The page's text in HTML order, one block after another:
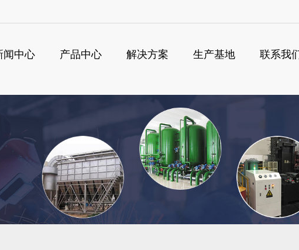
闻中心 产品中心 解决方案 生产基地 联系我